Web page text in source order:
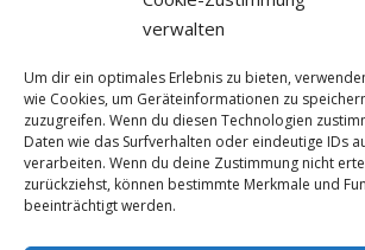
verwalten
Um dir ein optimales Erlebnis zu bieten,
wie Cookies, um Geräteinformationen zu
zuzugreifen. Wenn du diesen Technologien
Daten wie das Surfverhalten oder eindeutige IDs
verarbeiten. Wenn du deine Zustimmung nicht
zurückziehst, können bestimmte Merkmale und
beeinträchtigt werden.
Vandalismus
Verkehr
Verkehrsunfall
Vermisst
Waffen